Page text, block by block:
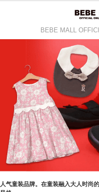
BEBE MALL
人气童装品牌。在童装融入大人时尚